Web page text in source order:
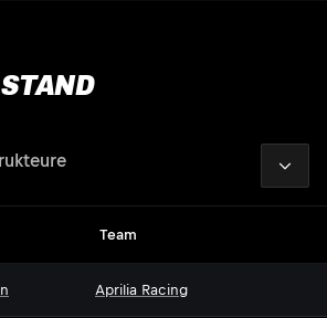
Team
Aprilia Racing